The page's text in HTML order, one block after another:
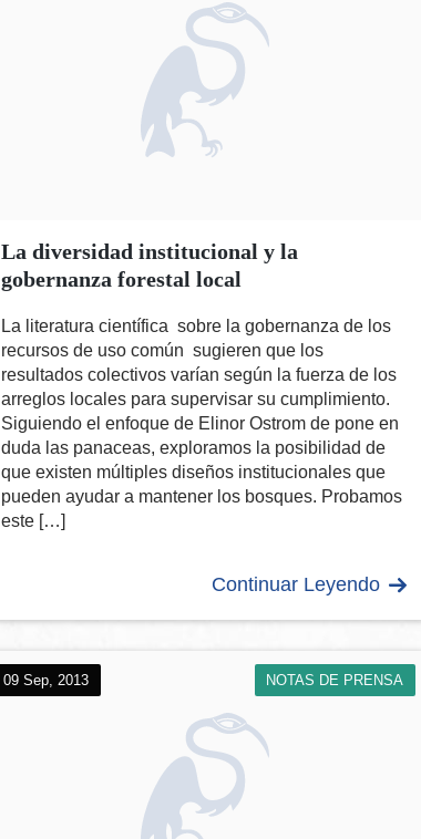
La diversidad institucional y la
gobernanza forestal local
La literatura científica sobre la gobernanza de los
recursos de uso común sugieren que los
resultados colectivos varían según la fuerza de los
arreglos locales para supervisar su cumplimiento.
Siguiendo el enfoque de Elinor Ostrom de pone en
duda las panaceas, exploramos la posibilidad de
que existen múltiples diseños institucionales que
pueden ayudar a mantener los bosques. Probamos
este […]
Continuar Leyendo
09 Sep, 2013 NOTAS DE PRENSA